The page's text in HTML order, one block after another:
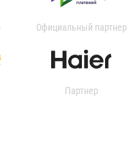
Официальный партнер
Партнер